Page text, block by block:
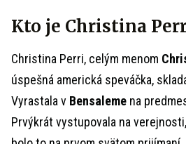
Kto je Christina
Christina Perri, celým menom
úspešná americká speváčka,
Vyrastala v Bensaleme na
Prvýkrát vystupovala na